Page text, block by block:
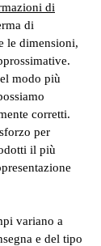
di
di
le dimensioni,
modo più
corretti.
per
il più
variano a
e del tipo